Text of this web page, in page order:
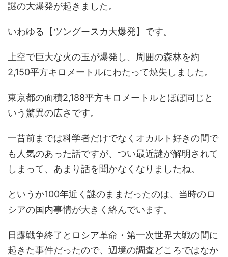
謎の大爆発が起きました。
いわゆる【ツングースカ大爆発】です。
上空で巨大な火の玉が爆発し、周囲の森林を約
2,150平方キロメートルにわたって焼失しました。
東京都の面積2,188平方キロメートルとほぼ同じと
いう驚異の広さです。
一昔前までは科学者だけでなくオカルト好きの間で
も人気のあった話ですが、つい最近謎が解明されて
しまって、あまり話を聞かなくなりましたね。
というか100年近く謎のままだったのは、当時のロ
シアの国内事情が大きく絡んでいます。
日露戦争終了とロシア革命・第一次世界大戦の間に
起きた事件だったので、辺境の調査どころではなか